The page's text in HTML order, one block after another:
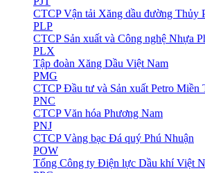
CTCP Vận tải Xăng dầu đường Thủy
PLP
CTCP Sản xuất và Công nghệ Nhựa
PLX
Tập đoàn Xăng Dầu Việt Nam
PMG
CTCP Đầu tư và Sản xuất Petro Miền
PNC
CTCP Văn hóa Phương Nam
PNJ
CTCP Vàng bạc Đá quý Phú Nhuận
POW
Tổng Công ty Điện lực Dầu khí Việt